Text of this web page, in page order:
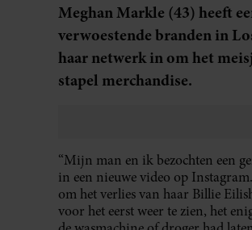
Meghan Markle (43) heeft
verwoestende branden in
haar netwerk in om het
stapel merchandise.
“Mijn man en ik bezochten een
in een nieuwe video op
om het verlies van haar Billie
voor het eerst weer te zien, het